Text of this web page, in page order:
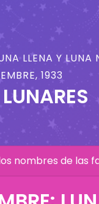
LLENA Y
1933
nombres de las